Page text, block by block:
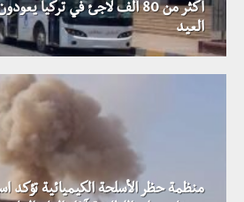
أكثر من 80 ألف لاجئ في تركيا
العيد
منظمة حظر الأسلحة الكيميائية تؤكد